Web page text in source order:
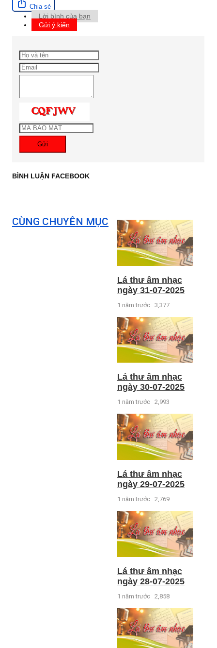
Chia sẻ
Lời bình của bạn
Gửi ý kiến
Gửi
BÌNH LUẬN FACEBOOK
CÙNG CHUYÊN MỤC
Lá thư âm nhạc
ngày 31-07-2025
1 năm trước 3,377
Lá thư âm nhạc
ngày 30-07-2025
1 năm trước 2,993
Lá thư âm nhạc
ngày 29-07-2025
1 năm trước 2,769
Lá thư âm nhạc
ngày 28-07-2025
1 năm trước 2,858